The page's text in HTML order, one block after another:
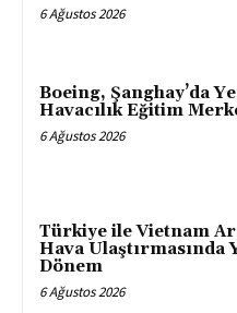
6 Ağustos 2026
Boeing, Şanghay’da
Havacılık Eğitim
6 Ağustos 2026
Türkiye ile Vietnam
Hava Ulaştırmasında
Dönem
6 Ağustos 2026